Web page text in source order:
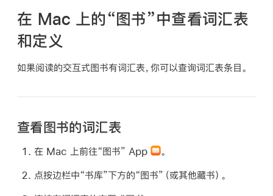
册
中
搜
在 Mac 上的“图书”中查看词汇表
和定义
如果阅读的交互式图书有词汇表，你可以查询词汇表条目。
查看图书的词汇表
在 Mac 上前往“图书” App 。
点按边栏中“书库”下方的“图书”（或其他藏书）。